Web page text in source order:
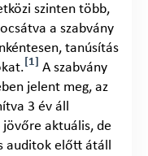
szinten több,
a szabvány
tanúsítás
[1]
A szabvány
jelent meg, az
3 év áll
jövőre aktuális, de
auditok előtt átáll